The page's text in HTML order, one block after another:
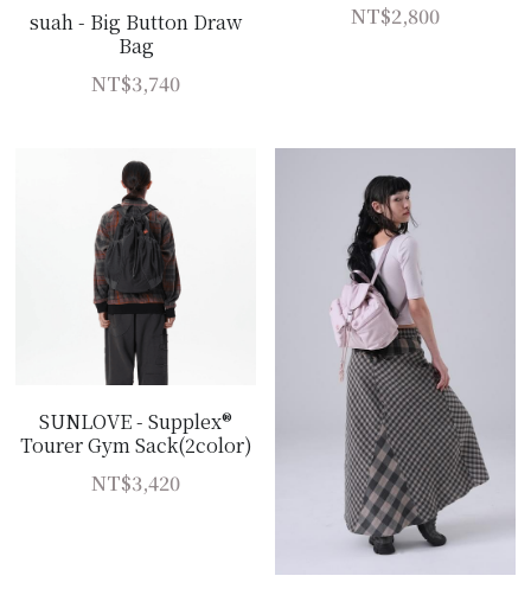
suah - Big Button Draw
Bag
NT$3,740
NT$2,800
SUNLOVE - Supplex®
Tourer Gym Sack(2color)
NT$3,420